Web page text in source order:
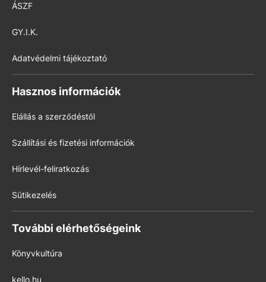
ÁSZF
GY.I.K.
Adatvédelmi tájékoztató
Hasznos információk
Elállás a szerződéstől
Szállítási és fizetési információk
Hírlevél-feliratkozás
Sütikezelés
További elérhetőségeink
Könyvkultúra
kello.hu